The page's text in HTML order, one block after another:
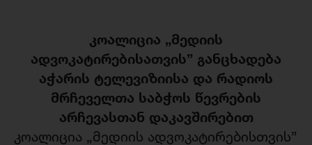
კოალიცია „მედიის
ადვოკატირებისათვის” განცხადება
აჭარის ტელევიზიისა და რადიოს
მრჩეველთა საბჭოს წევრების
არჩევასთან დაკავშირებით
კოალიცია „მედიის ადვოკატირებისთვის”